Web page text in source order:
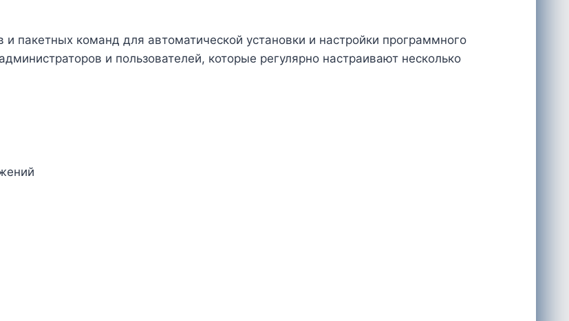
пакетных команд для автоматической установки и настройки программного
и пользователей, которые регулярно настраивают несколько